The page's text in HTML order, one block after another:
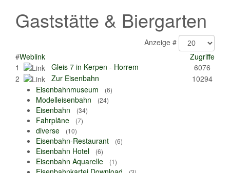
Gaststätte & Biergarten
Anzeige #
#Weblink
Zugriffe
1
Gleis 7 in Kerpen - Horrem
6076
2
Zur Eisenbahn
10294
Eisenbahnmuseum
(6)
Modelleisenbahn (24)
Eisenbahn (34)
Fahrpläne (7)
diverse (10)
Eisenbahn-Restaurant (6)
Eisenbahn Hotel (6)
Eisenbahn Aquarelle (1)